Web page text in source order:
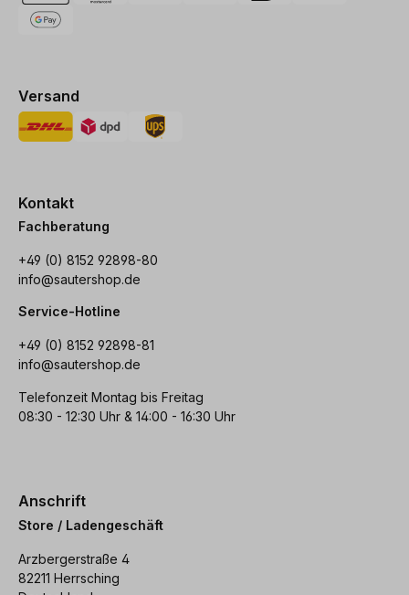
Versand
Kontakt
Fachberatung
+49 (0) 8152 92898-80
info@sautershop.de
Service-Hotline
+49 (0) 8152 92898-81
info@sautershop.de
Telefonzeit Montag bis Freitag
08:30 - 12:30 Uhr & 14:00 - 16:30 Uhr
Anschrift
Store / Ladengeschäft
Arzbergerstraße 4
82211 Herrsching